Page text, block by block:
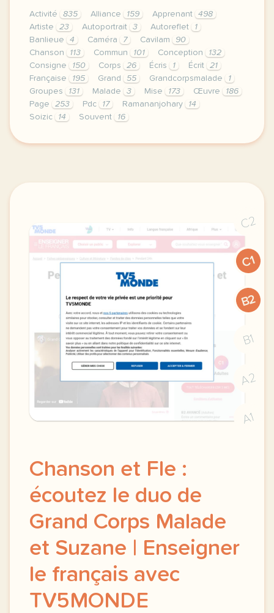
Activité 835 Alliance 159 Apprenant
498
Artiste
23 Autoportrait 3 Autoreflet
1
Banlieue
4 Caméra 7 Cavilam
90
Chanson
113 Commun 101 Conception
132
Consigne
150 Corps 26 Écris 1 Écrit
21
Française
195 Grand 55 Grandcorpsmalade
1
Groupes
131 Malade 3 Mise 173 Œuvre
186
Page
253 Pdc 17 Ramananjohary
14
Soizic
14 Souvent 16
le respect de votre vie privee est une priorite
C2
C1
B2
B1
A2
A1
Chanson et Fle :
écoutez le duo de
Grand Corps Malade
et Suzane | Enseigner
le français avec
TV5MONDE